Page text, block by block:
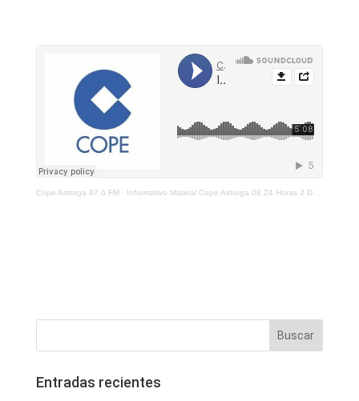
Cope Astorga 87.6 FM· Informativo Matinal Cope Astorga 08.24 Horas 2 De Diciembre 2021
Entradas recientes